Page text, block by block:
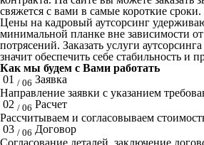
свяжется с вами в самые короткие сроки.
Цены на кадровый аутсорсинг
минимальной планке вне зависимости
потрясений. Заказать услуги
значит обеспечить себе стабильность и
Как мы будем с Вами работать
01 / 06 Заявка
Направление заявки с указанием
02 / 06 Расчет
Рассчитываем и согласовываем
03 / 06 Договор